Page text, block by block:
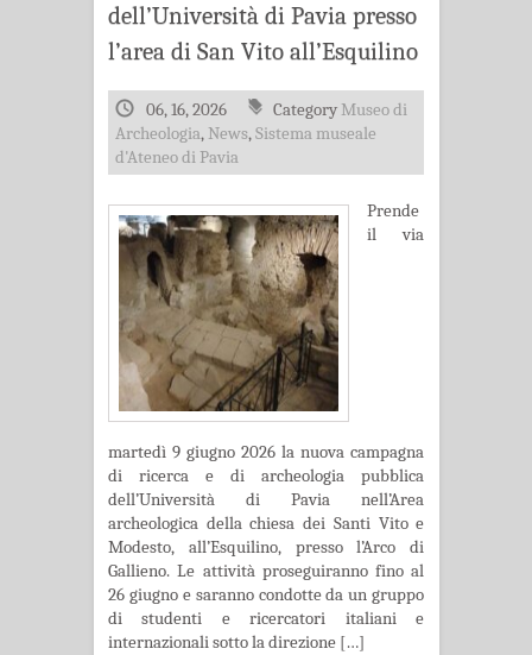
dell’Università di Pavia presso
l’area di San Vito all’Esquilino
06, 16, 2026 Category Museo di
Archeologia, News,Sistema museale
d'Ateneo di Pavia
Prende
il via
martedì 9 giugno 2026 la nuova campagna
di ricerca e di archeologia pubblica
dell’Università di Pavia nell’Area
archeologica della chiesa dei Santi Vito e
Modesto, all’Esquilino, presso l’Arco di
Gallieno. Le attività proseguiranno fino al
26 giugno e saranno condotte da un gruppo
di studenti e ricercatori italiani e
internazionali sotto la direzione […]